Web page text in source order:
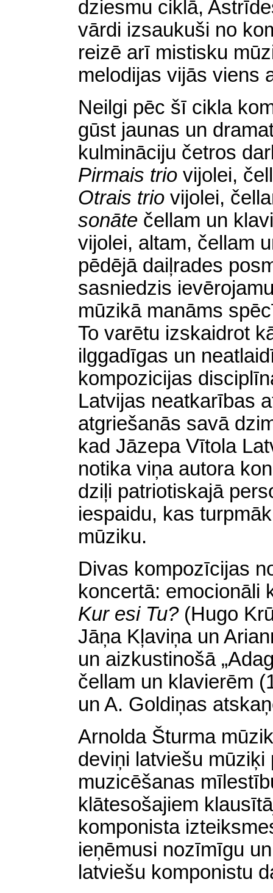
dziesmu ciklā,
vārdi izsaukuši no
reizē arī mistisku
melodijas vijās viens
Neilgi pēc šī cikla
gūst jaunas un
kulmināciju četros
Pirmais trio vijolei,
Otrais trio vijolei,
sonāte čellam un
vijolei, altam, čellam
pēdējā daiļrades
sasniedzis
mūzikā manāms
To varētu izskaidrot
ilggadīgas un
kompozicijas
Latvijas neatkarības
atgriešanās savā
kad Jāzepa Vītola
notika viņa autora
dziļi patriotiskajā
iespaidu, kas
mūziku.
Divas kompozīcijas
koncertā: emocionāli
Kur esi Tu? (Hugo
Jāņa Kļaviņa un
un aizkustinošā
čellam un klavierēm
un A. Goldiņas
Arnolda Šturma
deviņi latviešu
muzicēšanas
klātesošajiem
komponista
ieņēmusi nozīmīgu
latviešu komponistu